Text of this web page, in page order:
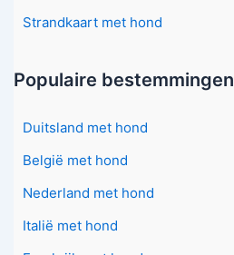
Strandkaart met hond
Populaire bestemmingen
Duitsland met hond
België met hond
Nederland met hond
Italië met hond